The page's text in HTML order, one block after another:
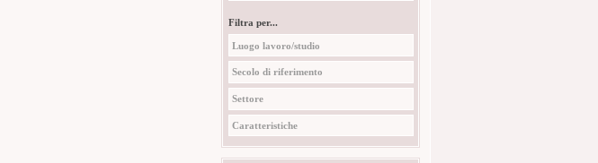
Filtra per...
Luogo lavoro/studio
Secolo di riferimento
Settore
Caratteristiche